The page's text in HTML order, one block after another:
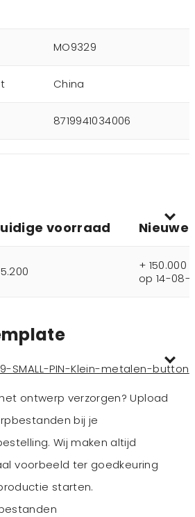
MO9329
China
8719941034006
voorraad
+ 150.000
op 14-08-
SMALL-PIN-Klein-metalen-button
ontwerp verzorgen? Upload
bij je
Wij maken altijd
voorbeeld ter goedkeuring
starten.